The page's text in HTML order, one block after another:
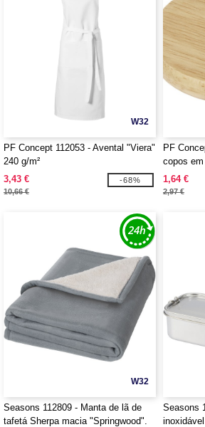
W32
PF Concept 112053 - Avental "Viera"
240 g/m²
3,43 €
10,66 €
-68%
PF
copos
garrafas
1,64 €
2,97 €
W32
Seasons 112809 - Manta de lã de
tafetá Sherpa macia "Springwood".
Seasons